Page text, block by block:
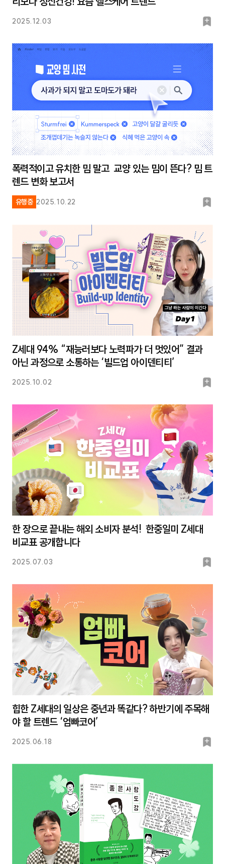
2025.12.03
북
크
폭력적이고 유치한 밈 말고 교양 있는 밈이 뜬다? 밈 트
렌드 변화 보고서
유행중 2025.10.22
북
크
Z세대 94% “재능러보다 노력파가 더 멋있어” 결과
아닌 과정으로 소통하는 ‘빌드업 아이덴티티’
2025.10.02
북
크
한 장으로 끝내는 해외 소비자 분석! 한중일미 Z세대
비교표 공개합니다
2025.07.03
북
힙한 Z세대의 일상은 중년과 똑같다? 하반기에 주목해
야 할 트렌드 ‘엄빠코어’
2025.06.18
북